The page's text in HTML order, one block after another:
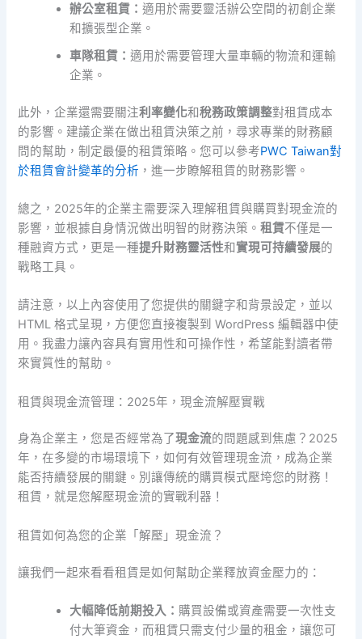
辦公室租賃：適用於需要靈活辦公空間的初創企業
和擴張型企業。
車隊租賃：適用於需要管理大量車輛的物流和運輸
企業。
此外，企業還需要關注利率變化和稅務政策調整對租賃成本
的影響。建議企業在做出租賃決策之前，尋求專業的財務顧
問的幫助，制定最優的租賃策略。您可以參考PWC Taiwan對
於租賃會計變革的分析 ，進一步瞭解租賃的財務影響。
總之，2025年的企業主需要深入理解租賃與購買對現金流的
影響，並根據自身情況做出明智的財務決策。租賃不僅是一
種融資方式，更是一種提升財務靈活性和實現可持續發展的
戰略工具。
請注意，以上內容使用了您提供的關鍵字和背景設定，並以
HTML 格式呈現，方便您直接複製到 WordPress 編輯器中使
用。我盡力讓內容具有實用性和可操作性，希望能對讀者帶
來實質性的幫助。
租賃與現金流管理：2025年，現金流解壓實戰
身為企業主，您是否經常為了現金流的問題感到焦慮？2025
年，在多變的市場環境下，如何有效管理現金流，成為企業
能否持續發展的關鍵。別讓傳統的購買模式壓垮您的財務！
租賃，就是您解壓現金流的實戰利器！
租賃如何為您的企業「解壓」現金流？
讓我們一起來看看租賃是如何幫助企業釋放資金壓力的：
大幅降低前期投入： 購買設備或資產需要一次性支
付大筆資金，而租賃只需支付少量的租金，讓您可